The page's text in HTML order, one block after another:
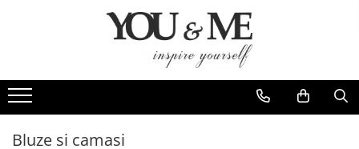
Bluze si camasi
Pantaloni
Geci si jachete
Genti
Esarfe
Coliere si brose
Bluze si camasi